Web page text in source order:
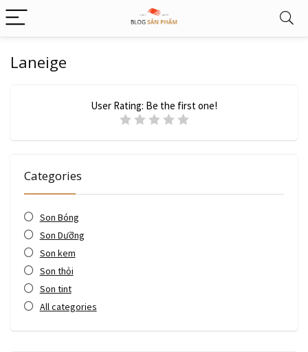
Laneige
User Rating: Be the first one!
Categories
Son Bóng
Son Dưỡng
Son kem
Son thỏi
Son tint
All categories